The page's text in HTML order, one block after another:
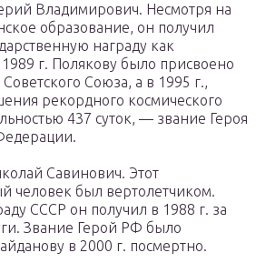
Владимирович. Несмотря на
образование, он получил
награду как
г. Полякову было присвоено
Союза, а в 1995 г.,
рекордного космического
437 суток, — звание Героя
Савинович. Этот
человек был вертолетчиком.
СССР он получил в 1988 г. за
Звание Герой РФ было
в 2000 г. посмертно.